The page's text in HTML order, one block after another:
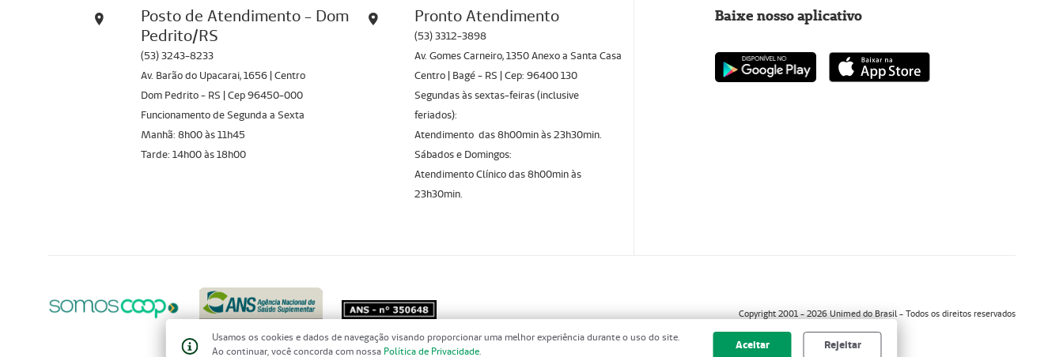
Posto de Atendimento - Dom
Pedrito/RS
(53) 3243-8233
Av. Barão do Upacarai, 1656 | Centro
Dom Pedrito - RS | Cep 96450-000
Funcionamento de Segunda a Sexta
Manhã: 8h00 às 11h45
Tarde: 14h00 às 18h00
Pronto Atendimento
(53) 3312-3898
Av. Gomes Carneiro, 1350 Anexo a Santa Casa
Centro | Bagé - RS | Cep: 96400 130
Segundas às sextas-feiras (inclusive
feriados):
Atendimento das 8h00min às 23h30min.
Sábados e Domingos:
Atendimento Clínico das 8h00min às
23h30min.
Baixe nosso aplicativo
Copyright 2001 - 2026 Unimed do Brasil - Todos os direitos reservados
Usamos os cookies e dados de navegação visando proporcionar uma melhor experiência durante o uso do site.
Ao continuar, você concorda com nossa Política de Privacidade. Aceitar Rejeitar